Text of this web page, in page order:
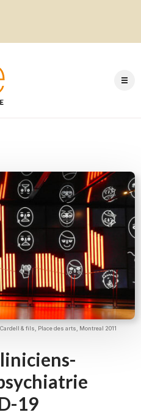
& fils, Place des arts, Montreal 2011
19